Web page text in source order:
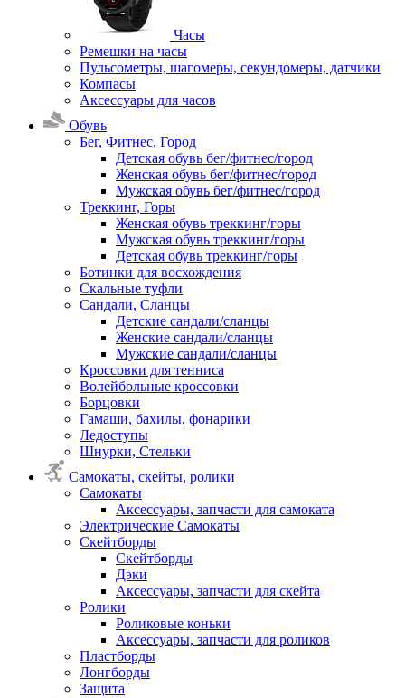
Часы
Ремешки на часы
Пульсометры, шагомеры, секундомеры, датчики
Компасы
Аксессуары для часов
Обувь
Бег, Фитнес, Город
Детская обувь бег/фитнес/город
Женская обувь бег/фитнес/город
Мужская обувь бег/фитнес/город
Треккинг, Горы
Женская обувь треккинг/горы
Мужская обувь треккинг/горы
Детская обувь треккинг/горы
Ботинки для восхождения
Скальные туфли
Сандали, Сланцы
Детские сандали/сланцы
Женские сандали/сланцы
Мужские сандали/сланцы
Кроссовки для тенниса
Волейбольные кроссовки
Борцовки
Гамаши, бахилы, фонарики
Ледоступы
Шнурки, Стельки
Самокаты, скейты, ролики
Самокаты
Аксессуары, запчасти для самоката
Электрические Самокаты
Скейтборды
Скейтборды
Дэки
Аксессуары, запчасти для скейта
Ролики
Роликовые коньки
Аксессуары, запчасти для роликов
Пластборды
Лонгборды
Защита